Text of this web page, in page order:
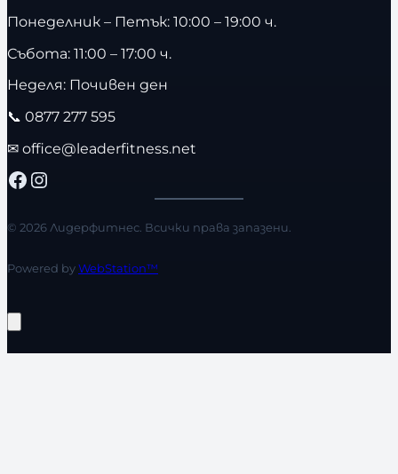
Понеделник – Петък: 10:00 – 19:00 ч.
Събота: 11:00 – 17:00 ч.
Неделя: Почивен ден
📞 0877 277 595
✉ office@leaderfitness.net
Facebook Instagram
© 2026 Лидерфитнес. Всички права запазени.
Powered byWebStation™